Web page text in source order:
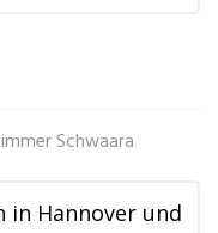
Schwaara
in Hannover und